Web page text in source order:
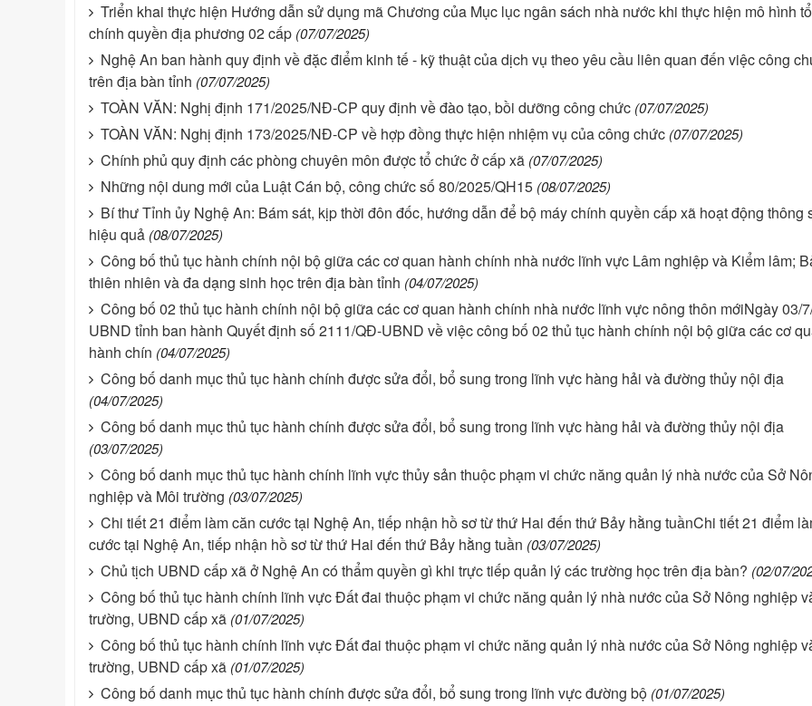
Triển khai thực hiện Hướng dẫn sử dụng mã Chương của Mục lục ngân sách nhà nước khi thực hiện mô hình
chính quyền địa phương 02 cấp (07/07/2025)
Nghệ An ban hành quy định về đặc điểm kinh tế - kỹ thuật của dịch vụ theo yêu cầu liên quan đến việc công
trên địa bàn tỉnh (07/07/2025)
TOÀN VĂN: Nghị định 171/2025/NĐ-CP quy định về đào tạo, bồi dưỡng công chức (07/07/2025)
TOÀN VĂN: Nghị định 173/2025/NĐ-CP về hợp đồng thực hiện nhiệm vụ của công chức (07/07/2025)
Chính phủ quy định các phòng chuyên môn được tổ chức ở cấp xã (07/07/2025)
Những nội dung mới của Luật Cán bộ, công chức số 80/2025/QH15 (08/07/2025)
Bí thư Tỉnh ủy Nghệ An: Bám sát, kịp thời đôn đốc, hướng dẫn để bộ máy chính quyền cấp xã hoạt động thông
hiệu quả (08/07/2025)
Công bố thủ tục hành chính nội bộ giữa các cơ quan hành chính nhà nước lĩnh vực Lâm nghiệp và Kiểm lâm;
thiên nhiên và đa dạng sinh học trên địa bàn tỉnh (04/07/2025)
Công bố 02 thủ tục hành chính nội bộ giữa các cơ quan hành chính nhà nước lĩnh vực nông thôn mớiNgày 03/
UBND tỉnh ban hành Quyết định số 2111/QĐ-UBND về việc công bố 02 thủ tục hành chính nội bộ giữa các cơ
hành chín (04/07/2025)
Công bố danh mục thủ tục hành chính được sửa đổi, bổ sung trong lĩnh vực hàng hải và đường thủy nội địa
(04/07/2025)
Công bố danh mục thủ tục hành chính được sửa đổi, bổ sung trong lĩnh vực hàng hải và đường thủy nội địa
(03/07/2025)
Công bố danh mục thủ tục hành chính lĩnh vực thủy sản thuộc phạm vi chức năng quản lý nhà nước của Sở
nghiệp và Môi trường (03/07/2025)
Chi tiết 21 điểm làm căn cước tại Nghệ An, tiếp nhận hồ sơ từ thứ Hai đến thứ Bảy hằng tuầnChi tiết 21 điểm
cước tại Nghệ An, tiếp nhận hồ sơ từ thứ Hai đến thứ Bảy hằng tuần (03/07/2025)
Chủ tịch UBND cấp xã ở Nghệ An có thẩm quyền gì khi trực tiếp quản lý các trường học trên địa bàn? (02/07/
Công bố thủ tục hành chính lĩnh vực Đất đai thuộc phạm vi chức năng quản lý nhà nước của Sở Nông nghiệp
trường, UBND cấp xã (01/07/2025)
Công bố thủ tục hành chính lĩnh vực Đất đai thuộc phạm vi chức năng quản lý nhà nước của Sở Nông nghiệp
trường, UBND cấp xã (01/07/2025)
Công bố danh mục thủ tục hành chính được sửa đổi, bổ sung trong lĩnh vực đường bộ (01/07/2025)